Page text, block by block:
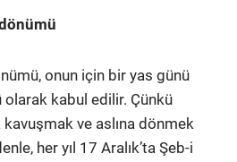
onun için bir yas günü
kabul edilir. Çünkü
kavuşmak ve aslına dönmek
her yıl 17 Aralık’ta Şeb-i